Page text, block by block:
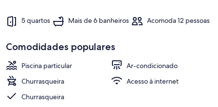
5 quartos Mais de 6 banheiros Acomoda 12 pessoas
Comodidades populares
Piscina particular
Ar-condicionado
Churrasqueira
Acesso à internet
Churrasqueira